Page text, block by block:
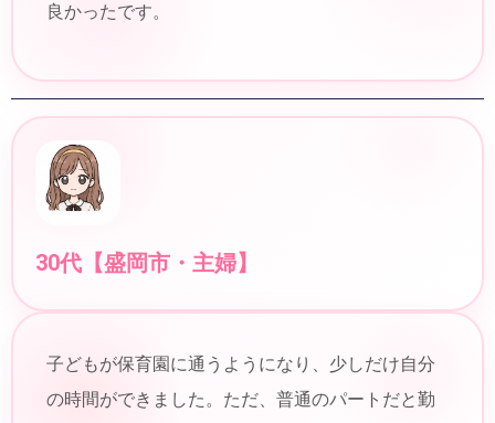
良かったです。
30代【盛岡市・主婦】
子どもが保育園に通うようになり、少しだけ自分
の時間ができました。ただ、普通のパートだと勤